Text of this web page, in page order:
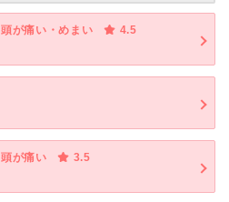
頭が痛い・めまい
4.5
頭が痛い
3.5